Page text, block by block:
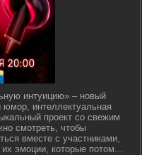
интуицию» – новый
интеллектуальная
проект со свежим
смотреть, чтобы
вместе с участниками,
эмоции, которые потом...